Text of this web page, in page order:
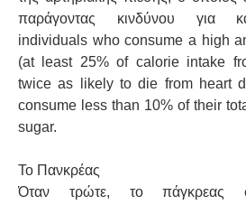
παράγοντας κινδύνου για
individuals who consume a high
(at least 25% of calorie intake
twice as likely to die from heart
consume less than 10% of their
sugar.
Το Πανκρέας
Όταν τρώτε, το πάγκρεας